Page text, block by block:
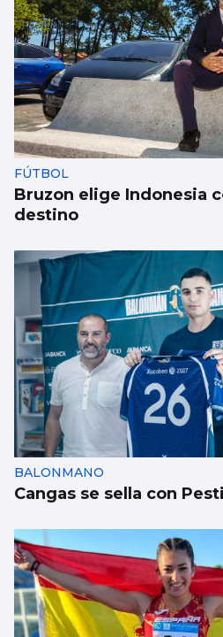
FÚTBOL
Bruzon elige Indonesia
destino
BALONMANO
Cangas se sella con